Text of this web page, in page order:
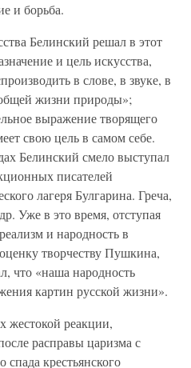
и борьба.
Белинский решал в этот
и цель искусства,
в слове, в звуке, в
жизни природы»;
выражение творящего
свою цель в самом себе.
Белинский смело выступал
писателей
лагеря Булгарина. Греча,
Уже в это время, отступая
и народность в
творчеству Пушкина,
что «наша народность
картин русской жизни».
жестокой реакции,
расправы царизма с
спада крестьянского